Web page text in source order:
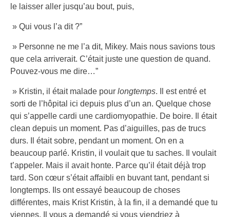
le laisser aller jusqu’au bout, puis,
» Qui vous l’a dit ?”
» Personne ne me l’a dit, Mikey. Mais nous savions tous
que cela arriverait. C’était juste une question de quand.
Pouvez-vous me dire…”
» Kristin, il était malade pour longtemps. Il est entré et
sorti de l’hôpital ici depuis plus d’un an. Quelque chose
qui s’appelle cardi une cardiomyopathie. De boire. Il était
clean depuis un moment. Pas d’aiguilles, pas de trucs
durs. Il était sobre, pendant un moment. On en a
beaucoup parlé. Kristin, il voulait que tu saches. Il voulait
t’appeler. Mais il avait honte. Parce qu’il était déjà trop
tard. Son cœur s’était affaibli en buvant tant, pendant si
longtemps. Ils ont essayé beaucoup de choses
différentes, mais Krist Kristin, à la fin, il a demandé que tu
viennes. Il vous a demandé si vous viendriez à